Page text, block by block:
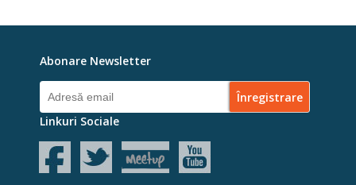
Abonare Newsletter
Linkuri Sociale